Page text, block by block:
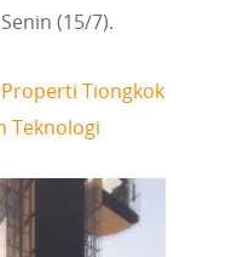
(15/7).
Tiongkok
Teknologi